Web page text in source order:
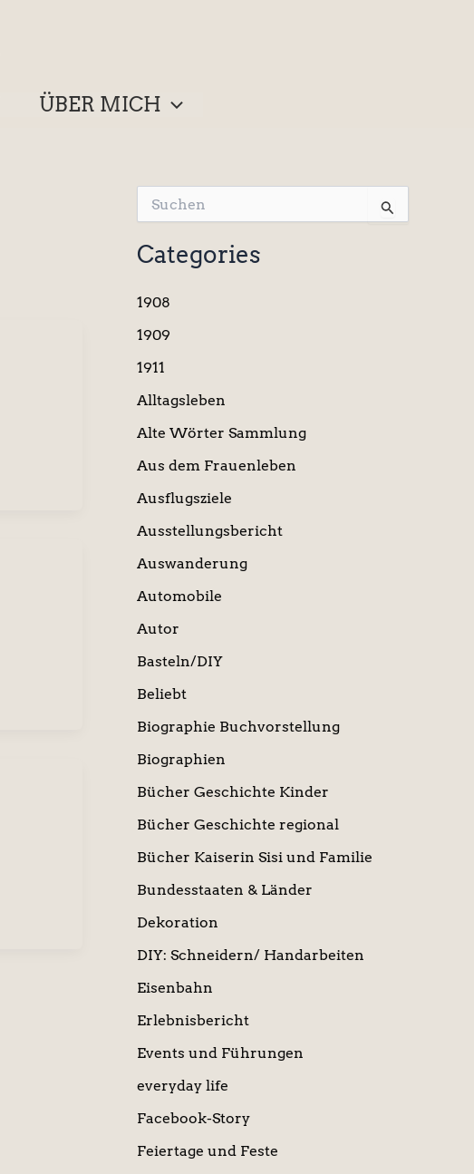
ÜBER MICH
u
c
h
n
a
h
Categories
1908
1909
1911
Alltagsleben
Alte Wörter Sammlung
Aus dem Frauenleben
Ausflugsziele
Ausstellungsbericht
Auswanderung
Automobile
Autor
Basteln/DIY
Beliebt
Biographie Buchvorstellung
Biographien
Bücher Geschichte Kinder
Bücher Geschichte regional
Bücher Kaiserin Sisi und Familie
Bundesstaaten & Länder
Dekoration
DIY: Schneidern/ Handarbeiten
Eisenbahn
Erlebnisbericht
Events und Führungen
everyday life
Facebook-Story
Feiertage und Feste